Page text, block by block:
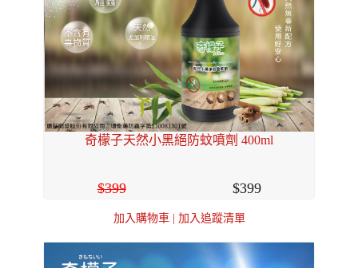
奇檬子天然小黑絕防蚊噴劑 400ml
399 399
加入購物車 | 加入追蹤清單